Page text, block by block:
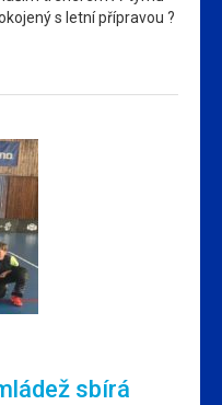
s letní přípravou ?
sbírá